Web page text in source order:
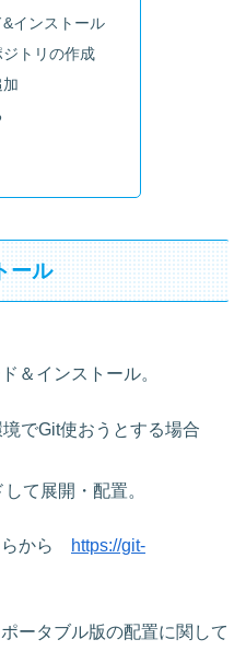
インストール
トリの作成
ール
＆インストール。
でGit使おうとする場合
て展開・配置。
らから
https://git-
ータブル版の配置に関して